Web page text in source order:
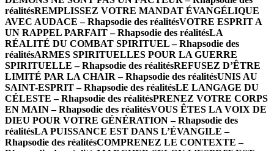
réalitésREMPLISSEZ VOTRE MANDAT ÉVANGÉLIQUE
AVEC AUDACE – Rhapsodie des réalitésVOTRE ESPRIT A
UN RAPPEL PARFAIT – Rhapsodie des réalitésLA
RÉALITÉ DU COMBAT SPIRITUEL – Rhapsodie des
réalitésARMES SPIRITUELLES POUR LA GUERRE
SPIRITUELLE – Rhapsodie des réalitésREFUSEZ D’ÊTRE
LIMITÉ PAR LA CHAIR – Rhapsodie des réalitésUNIS AU
SAINT-ESPRIT – Rhapsodie des réalitésLE LANGAGE DU
CÉLESTE – Rhapsodie des réalitésPRENEZ VOTRE CORPS
EN MAIN – Rhapsodie des réalitésVOUS ÊTES LA VOIX DE
DIEU POUR VOTRE GÉNÉRATION – Rhapsodie des
réalitésLA PUISSANCE EST DANS L’ÉVANGILE –
Rhapsodie des réalitésCOMPRENEZ LE CONTEXTE –